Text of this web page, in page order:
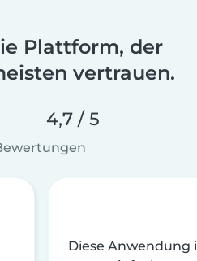
Plattform, der
vertrauen.
4,7 / 5
Diese Anwendung